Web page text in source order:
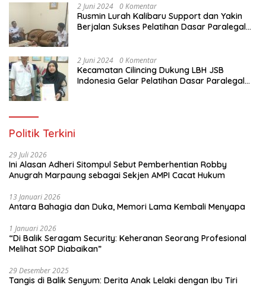
2 Juni 2024 0 Komentar
Rusmin Lurah Kalibaru Support dan Yakin
Berjalan Sukses Pelatihan Dasar Paralegal
2 Juni 2024 0 Komentar
Kecamatan Cilincing Dukung LBH JSB
Indonesia Gelar Pelatihan Dasar Paralegal
Politik Terkini
29 Juli 2026
Ini Alasan Adheri Sitompul Sebut Pemberhentian Robby
Anugrah Marpaung sebagai Sekjen AMPI Cacat Hukum
13 Januari 2026
Antara Bahagia dan Duka, Memori Lama Kembali Menyapa
1 Januari 2026
“Di Balik Seragam Security: Keheranan Seorang Profesional
Melihat SOP Diabaikan”
29 Desember 2025
Tangis di Balik Senyum: Derita Anak Lelaki dengan Ibu Tiri